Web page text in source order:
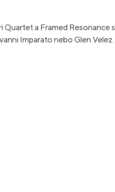
Quartet a Framed Resonance s
Imparato nebo Glen Velez.